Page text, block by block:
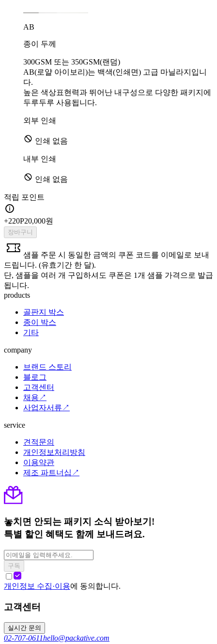
AB
종이 두께
300GSM 또는 350GSM(랜덤)
AB(로얄 아이보리)는 백색(인쇄면) 고급 마닐라지입니
다.
높은 색상표현력과 뛰어난 내구성으로 다양한 패키지에
두루두루 사용됩니다.
외부 인쇄
인쇄 없음
내부 인쇄
인쇄 없음
적립 포인트
+220P20,000원
장바구니
샘플 주문 시 동일한 금액의 쿠폰 코드를 이메일로 보내
드립니다. (유효기간 한 달).
단, 샘플을 여러 개 구입하셔도 쿠폰은 1개 샘플 가격으로 발급
됩니다.
products
골판지 박스
종이 박스
기타
company
브랜드 스토리
블로그
고객센터
채용↗
사업자서류↗
service
견적문의
개인정보처리방침
이용약관
제조 파트너십↗
놓치면 안되는 패키지 소식 받아보기!
특별 할인 혜택도 함께 보내드려요.
구독
개인정보 수집·이용에 동의합니다.
고객센터
실시간 문의
02-707-0611hello@packative.com